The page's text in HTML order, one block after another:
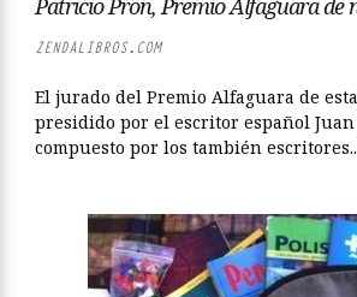
Patricio Pron, Premio Alfaguara de
ZENDALIBROS.COM
El jurado del Premio Alfaguara de
presidido por el escritor español Juan
compuesto por los también